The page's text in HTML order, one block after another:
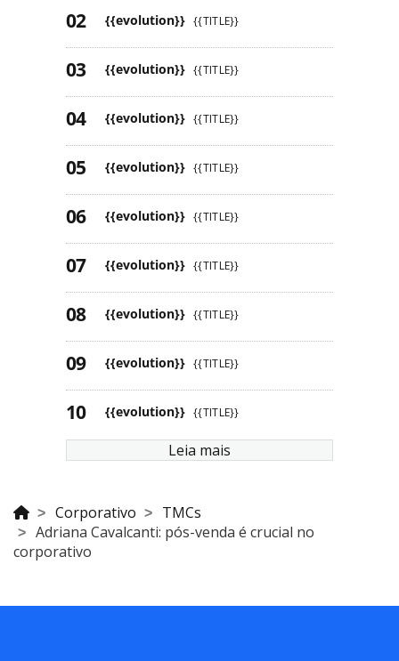
{{evolution}} {{TITLE}}
{{evolution}} {{TITLE}}
{{evolution}} {{TITLE}}
{{evolution}} {{TITLE}}
{{evolution}} {{TITLE}}
{{evolution}} {{TITLE}}
{{evolution}} {{TITLE}}
{{evolution}} {{TITLE}}
{{evolution}} {{TITLE}}
Leia mais
Corporativo
TMCs
Adriana Cavalcanti: pós-venda é crucial no
corporativo